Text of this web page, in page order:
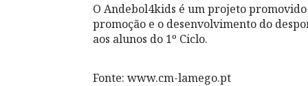
O Andebol4kids é um projeto
promoção e o desenvolvimento do
aos alunos do 1º Ciclo.
Fonte: www.cm-lamego.pt